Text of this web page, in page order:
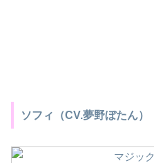
ソフィ（CV.夢野ぼたん）